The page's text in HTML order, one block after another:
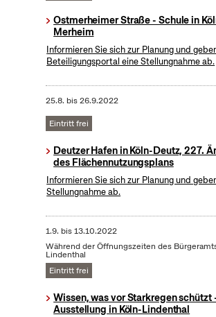
Ostmerheimer Straße - Schule in
Merheim
Informieren Sie sich zur Planung und
Beteiligungsportal eine Stellungnahme ab.
25.8. bis26.9.2022
Eintritt frei
Deutzer Hafen in Köln-Deutz, 227.
des Flächennutzungsplans
Informieren Sie sich zur Planung und
Stellungnahme ab.
1.9. bis13.10.2022
Während der Öffnungszeiten des
Lindenthal
Eintritt frei
Wissen, was vor Starkregen schützt
Ausstellung in Köln-Lindenthal